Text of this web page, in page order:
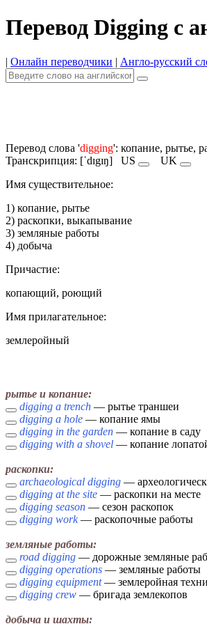
Перевод Digging с
| Онлайн переводчики | Англо-русский
Перевод слова 'digging': копание, рытье,
Транскрипция: [ˈdɪgɪŋ] US
UK
Имя существительное:
1) копание, рытье
2) раскопки, выкапывание
3) земляные работы
4) добыча
Причастие:
копающий, роющий
Имя прилагательное:
землеройный
рытье и копание:
digging a trench — рытье траншеи
digging a hole — копание ямы
digging in the garden — копание в саду
digging with a shovel — копание
раскопки:
archaeological digging —
digging at the site — раскопки на месте
digging season — сезон раскопок
digging work— раскопочные работы
земляные работы:
road digging — дорожные земляные
digging operations — земляные работы
digging equipment— землеройная
digging crew — бригада землекопов
добыча и шахты: